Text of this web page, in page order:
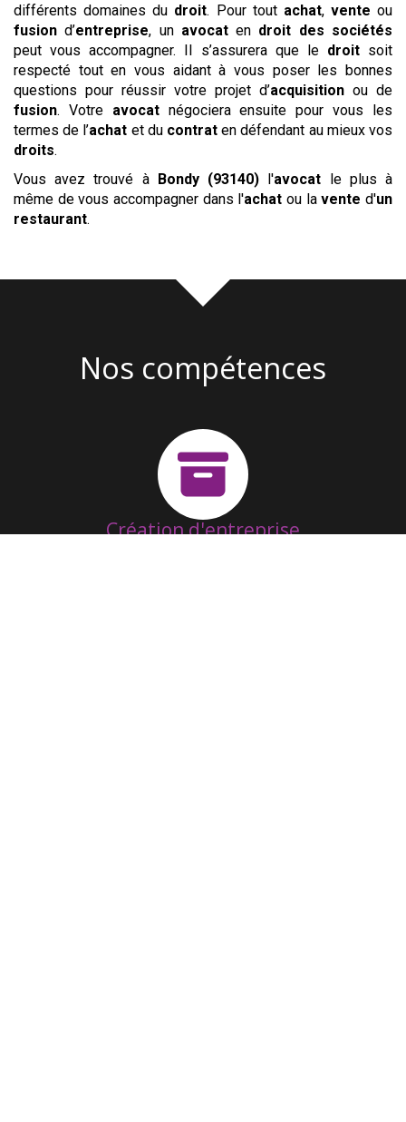
différents domaines du droit. Pour tout achat, vente ou
fusion d’entreprise, un avocaten droit des sociétés
peut vous accompagner. Il s’assurera que le droitsoit
respecté tout en vous aidant à vous poser les bonnes
questions pour réussir votre projet d’acquisition ou de
fusion. Votre avocatnégociera ensuite pour vous les
termes de l’achat et du contrat en défendant au mieux vos
droits.
Vous avez trouvé à Bondy (93140) l'avocat le plus à
même de vous accompagner dans l'achat ou lavented'un
restaurant.
Nos compétences
Création d'entreprise